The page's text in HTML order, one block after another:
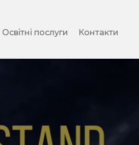
Освітні послуги Контакти